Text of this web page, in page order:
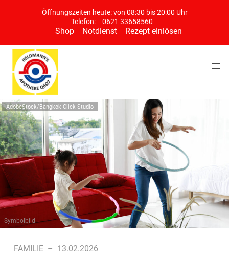
Öffnungszeiten heute: von 08:30 bis 20:00 Uhr
Telefon:
0621 33658560
Shop Notdienst Rezept einlösen
AdobeStock/Bangkok Click Studio
Symbolbild
FAMILIE – 13.02.2026